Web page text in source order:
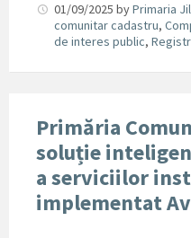
01/09/2025 byPrimaria
comunitar cadastru,
de interes public,
Primăria
soluție
a serviciilor
implementat